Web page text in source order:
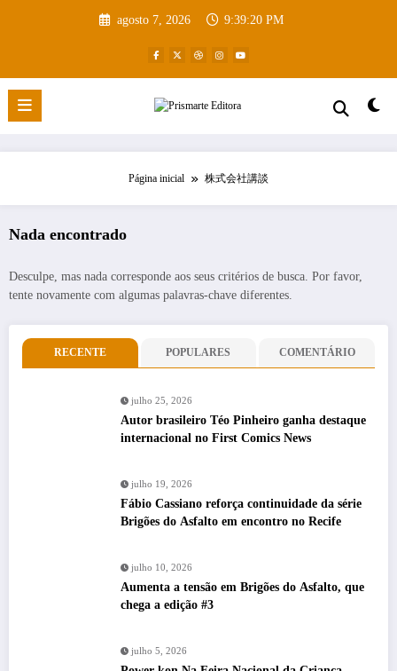
agosto 7, 2026 9:39:21 PM
Página inicial 株式会社講談
Nada encontrado
Desculpe, mas nada corresponde aos seus critérios de busca. Por favor,
tente novamente com algumas palavras-chave diferentes.
RECENTE POPULARES COMENTÁRIO
julho 25, 2026
Autor brasileiro Téo Pinheiro ganha destaque
internacional no First Comics News
julho 19, 2026
Fábio Cassiano reforça continuidade da série
Brigões do Asfalto em encontro no Recife
julho 10, 2026
Aumenta a tensão em Brigões do Asfalto, que
chega a edição #3
julho 5, 2026